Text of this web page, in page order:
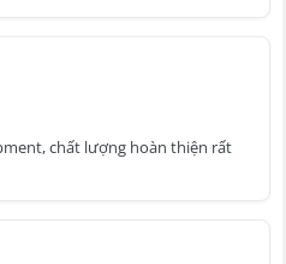
chất lượng hoàn thiện rất